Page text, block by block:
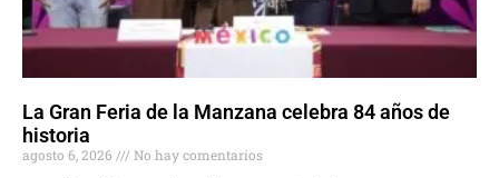
La Gran Feria de la Manzana celebra 84 años de
historia
agosto 6, 2026
No hay comentarios